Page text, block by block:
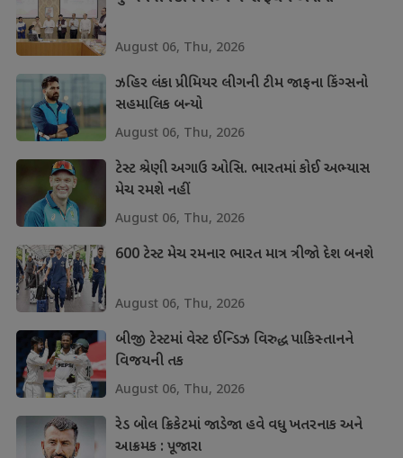
August 06, Thu, 2026
ઝહિર લંકા પ્રીમિયર લીગની ટીમ જાફના કિંગ્સનો
સહમાલિક બન્યો
August 06, Thu, 2026
ટેસ્ટ શ્રેણી અગાઉ ઓસિ. ભારતમાં કોઈ અભ્યાસ
મેચ રમશે નહીં
August 06, Thu, 2026
600 ટેસ્ટ મેચ રમનાર ભારત માત્ર ત્રીજો દેશ બનશે
August 06, Thu, 2026
બીજી ટેસ્ટમાં વેસ્ટ ઈન્ડિઝ વિરુદ્ધ પાકિસ્તાનને
વિજયની તક
August 06, Thu, 2026
રેડ બોલ ક્રિકેટમાં જાડેજા હવે વધુ ખતરનાક અને
આક્રમક : પૂજારા